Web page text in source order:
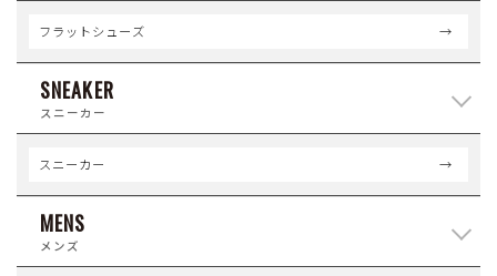
フラットシューズ
SNEAKER
スニーカー
スニーカー
MENS
メンズ